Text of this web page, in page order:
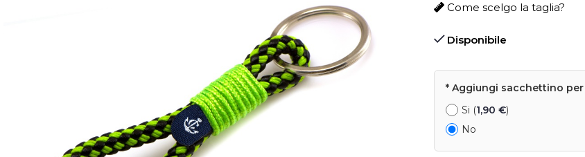
Come scelgo la taglia?
Disponibile
* Aggiungi sacchettino per
Si (1,90 €)
No